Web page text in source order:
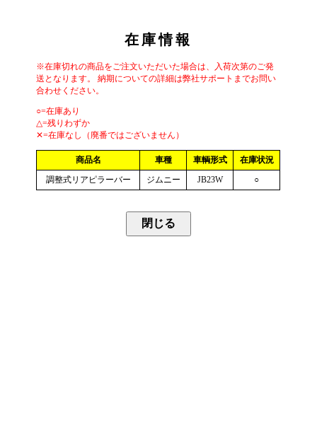
在庫情報
※在庫切れの商品をご注文いただいた場合は、入荷次第のご発
送となります。 納期についての詳細は弊社サポートまでお問い
合わせください。
○=在庫あり
△=残りわずか
✕=在庫なし（廃番ではございません）
商品名 車種 車輌形式
在庫状況
調整式リアピラーバー
ジムニー JB23W ○